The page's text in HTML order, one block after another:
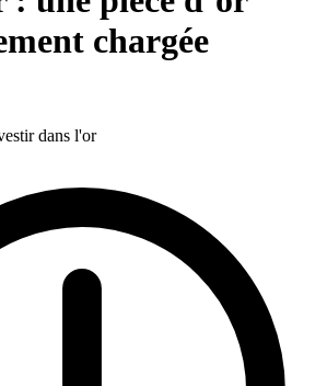
chargée
dans l'or